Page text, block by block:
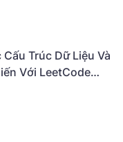
Trúc Dữ Liệu Và
Với LeetCode
V]